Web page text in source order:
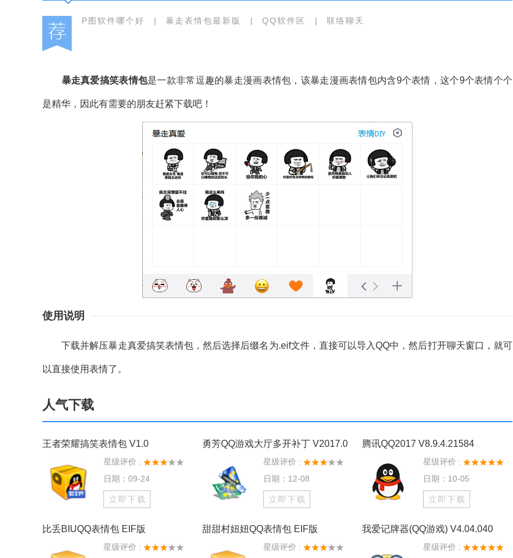
P图软件哪个好 | 暴走表情包最新版 | QQ软件区 | 联络聊天
暴走真爱搞笑表情包是一款非常逗趣的暴走漫画表情包，该暴走漫画表情包内含9个表情，这个9个表情个个
是精华，因此有需要的朋友赶紧下载吧！
使用说明
下载并解压暴走真爱搞笑表情包，然后选择后缀名为.eif文件，直接可以导入QQ中，然后打开聊天窗口，就可
以直接使用表情了。
人气下载
王者荣耀搞笑表情包 V1.0
星级评价 :
日期：09-24
立即下载
勇芳QQ游戏大厅多开补丁 V2017.0
星级评价 :
日期：12-08
立即下载
腾讯QQ2017 V8.9.4.21584
星级评价 :
日期：10-05
立即下载
比丢BIUQQ表情包 EIF版
星级评价 :
甜甜村妞妞QQ表情包 EIF版
星级评价 :
我爱记牌器(QQ游戏) V4.04.040
星级评价 :